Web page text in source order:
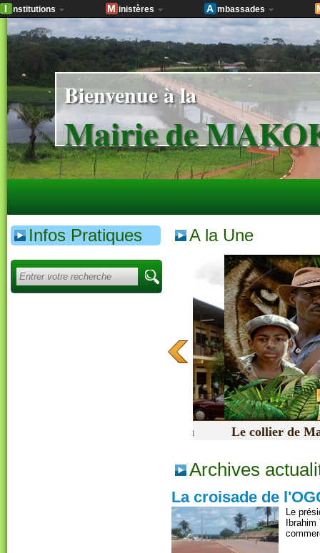
I nstitutions M inistères A mbassades
Bienvenue à la
Mairie de
Infos Pratiques A la Une
Le collier de
Le dernier chef-d'oeuvre du
Makokou », a été officiellement
Archives
La croisade de
Le